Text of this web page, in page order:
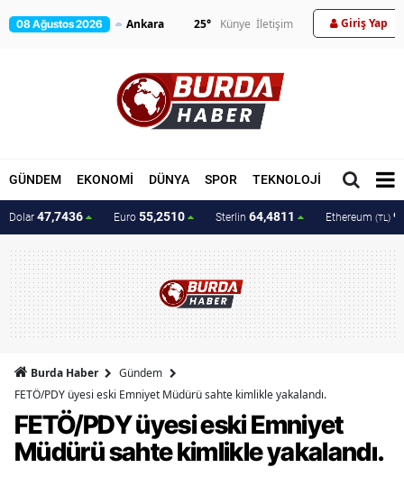
08 Ağustos 2026 25° Künye İletişim Giriş Yap
GÜNDEM EKONOMİ DÜNYA SPOR TEKNOLOJİ MAGAZİN
Dolar 47,7436 Euro 55,2510 Sterlin 64,4811 Ethereum (TL)
Burda Haber
Gündem
FETÖ/PDY üyesi eski Emniyet Müdürü sahte kimlikle yakalandı.
FETÖ/PDY üyesi eski Emniyet
Müdürü sahte kimlikle yakalandı.